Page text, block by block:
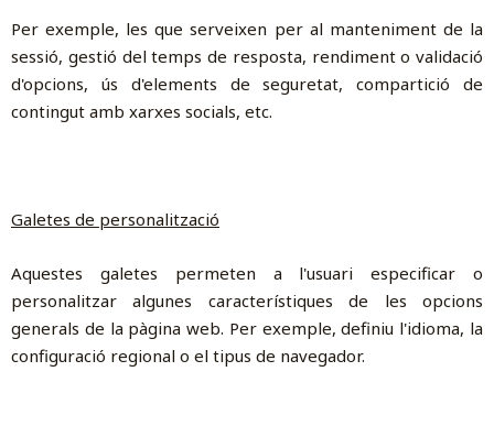
Per exemple, les que serveixen per al manteniment de la
sessió, gestió del temps de resposta, rendiment o validació
d'opcions, ús d'elements de seguretat, compartició de
contingut amb xarxes socials, etc.
Galetes de personalització
Aquestes galetes permeten a l'usuari especificar o
personalitzar algunes característiques de les opcions
generals de la pàgina web. Per exemple, definiu l'idioma, la
configuració regional o el tipus de navegador.